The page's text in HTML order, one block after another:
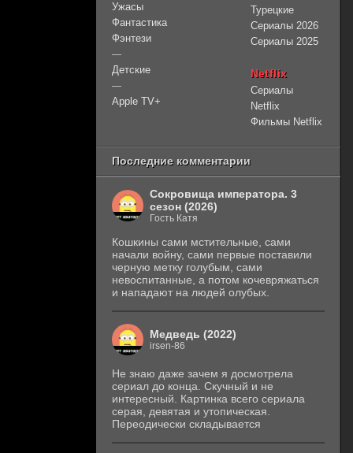
Ужасы
Фантастика
Фэнтези
—
Детские
—
Apple TV+
Турецкие
Сериалы 2026
Сериалы 2025
Netflix
Сериалы
Netflix
Фильмы Netflix
Последние комментарии
Сокровища императора. 3
сезон (2026)
Гость Катя
Кошкины сами мстительные, сами
начали войну, сами первые поставили
черную метку голубым, сами
невоспитанные, а потом кочевряжаться
и нападают на людей олубых.
Медведь (2022)
irsen-86
Не знаю даже зачем я досмотрела
сериал до конца. Скучный и не
интересный. Картинка всего сериала
серая, девятая и утопическая.
Переодически складывается